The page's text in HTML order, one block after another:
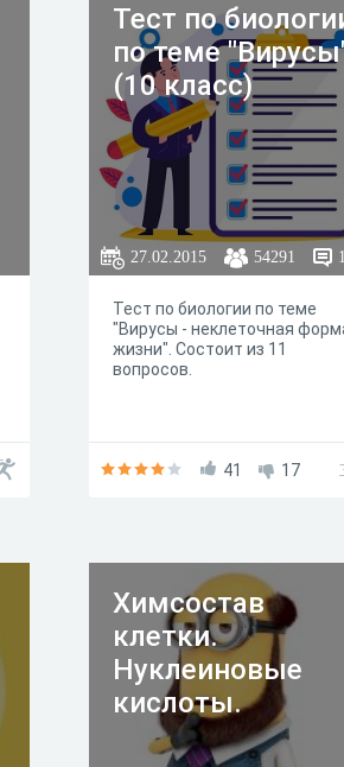
Тест по
по теме
(10 класс)
27.02.2015 54291
Тест по биологии по теме
"Вирусы - неклеточная
жизни". Состоит из 11
вопросов.
41 17
Химсостав
клетки.
Нуклеиновые
кислоты.